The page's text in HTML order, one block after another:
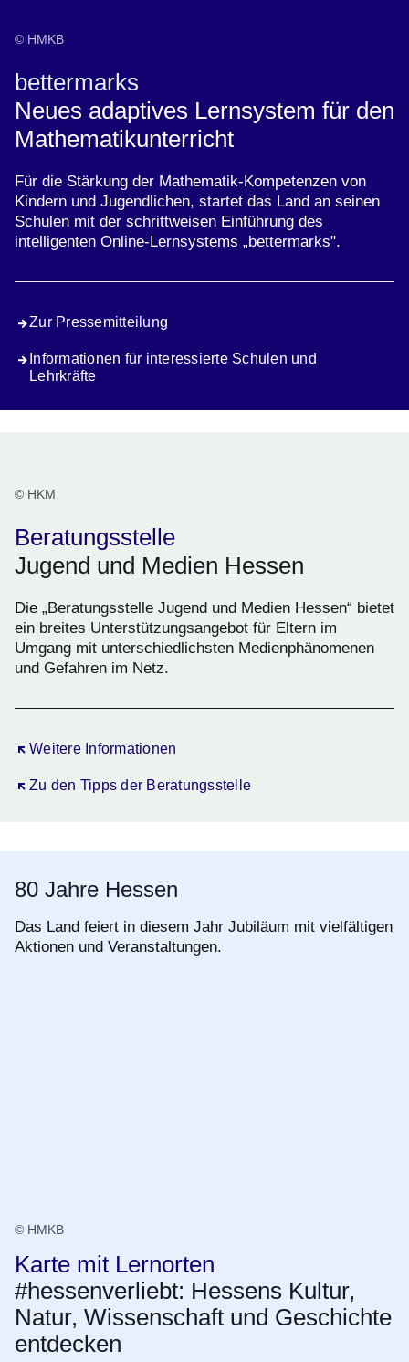
© HMKB
bettermarks
Neues adaptives Lernsystem für den
Mathematikunterricht
Für die Stärkung der Mathematik-Kompetenzen von
Kindern und Jugendlichen, startet das Land an seinen
Schulen mit der schrittweisen Einführung des
intelligenten Online-Lernsystems „bettermarks".
Zur Pressemitteilung
Informationen für interessierte Schulen und
Lehrkräfte
© HKM
Beratungsstelle
Jugend und Medien Hessen
Die „Beratungsstelle Jugend und Medien Hessen“ bietet
ein breites Unterstützungsangebot für Eltern im
Umgang mit unterschiedlichsten Medienphänomenen
und Gefahren im Netz.
Weitere Informationen
Öffnet sich in einem neuen Fenster
Zu den Tipps der Beratungsstelle
Öffnet sich in einem neuen Fenster
80 Jahre Hessen
Das Land feiert in diesem Jahr Jubiläum mit vielfältigen
Aktionen und Veranstaltungen.
© HMKB
Karte mit Lernorten
#hessenverliebt: Hessens Kultur,
Natur, Wissenschaft und Geschichte
entdecken